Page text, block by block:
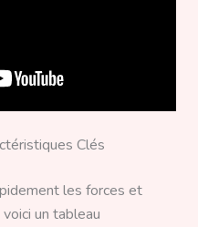
Clés
les forces et
un tableau